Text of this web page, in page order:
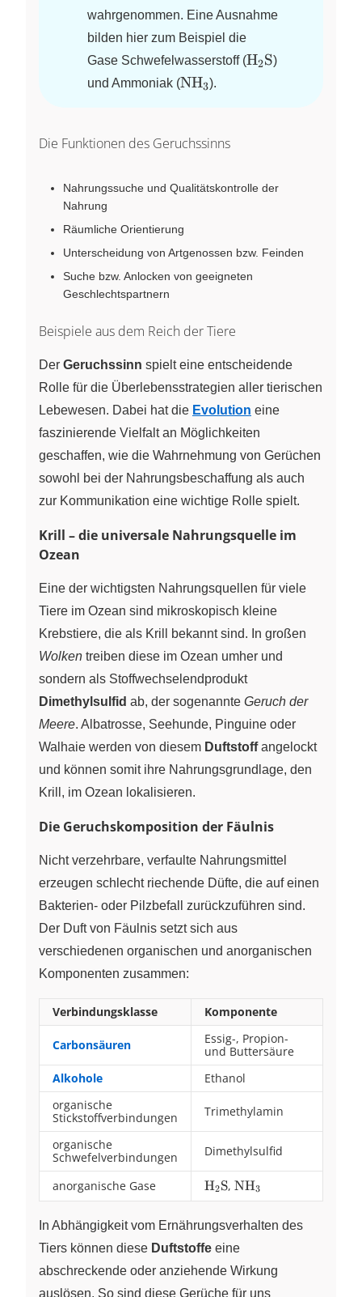
wahrgenommen. Eine Ausnahme
bilden hier zum Beispiel die
Gase Schwefelwasserstoff (\ce{H2S}
HX
2S)
und Ammoniak (\ce{NH3}
NHX
3).
Die Funktionen des Geruchssinns
Nahrungssuche und Qualitätskontrolle der
Nahrung
Räumliche Orientierung
Unterscheidung von Artgenossen bzw. Feinden
Suche bzw. Anlocken von geeigneten
Geschlechtspartnern
Beispiele aus dem Reich der Tiere
Der Geruchssinn spielt eine entscheidende
Rolle für die Überlebensstrategien aller tierischen
Lebewesen. Dabei hat die Evolution eine
faszinierende Vielfalt an Möglichkeiten
geschaffen, wie die Wahrnehmung von Gerüchen
sowohl bei der Nahrungsbeschaffung als auch
zur Kommunikation eine wichtige Rolle spielt.
Krill – die universale Nahrungsquelle im
Ozean
Eine der wichtigsten Nahrungsquellen für viele
Tiere im Ozean sind mikroskopisch kleine
Krebstiere, die als Krill bekannt sind. In großen
Wolken treiben diese im Ozean umher und
sondern als Stoffwechselendprodukt
Dimethylsulfid ab, der sogenannte Geruch der
Meere. Albatrosse, Seehunde, Pinguine oder
Walhaie werden von diesem Duftstoffangelockt
und können somit ihre Nahrungsgrundlage, den
Krill, im Ozean lokalisieren.
Die Geruchskomposition der Fäulnis
Nicht verzehrbare, verfaulte Nahrungsmittel
erzeugen schlecht riechende Düfte, die auf einen
Bakterien- oder Pilzbefall zurückzuführen sind.
Der Duft von Fäulnis setzt sich aus
verschiedenen organischen und anorganischen
Komponenten zusammen:
Verbindungsklasse Komponente
Carbonsäuren
Essig-, Propion-
und Buttersäure
Alkohole
Ethanol
organische
Stickstoffverbindungen
Trimethylamin
organische
Schwefelverbindungen
Dimethylsulfid
anorganische Gase \ce{H2S}
HX
2S, \ce{NH3}
NHX
3
In Abhängigkeit vom Ernährungsverhalten des
Tiers können diese Duftstoffe eine
abschreckende oder anziehende Wirkung
auslösen. So sind diese Gerüche für uns